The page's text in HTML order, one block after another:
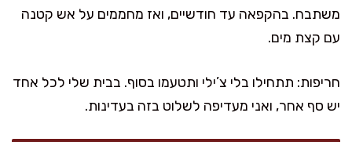
משתבח. בהקפאה עד חודשיים, ואז מחממים על אש קטנה
עם קצת מים.
חריפות: תתחילו בלי צ’ילי ותטעמו בסוף. בבית שלי לכל אחד
יש סף אחר, ואני מעדיפה לשלוט בזה בעדינות.